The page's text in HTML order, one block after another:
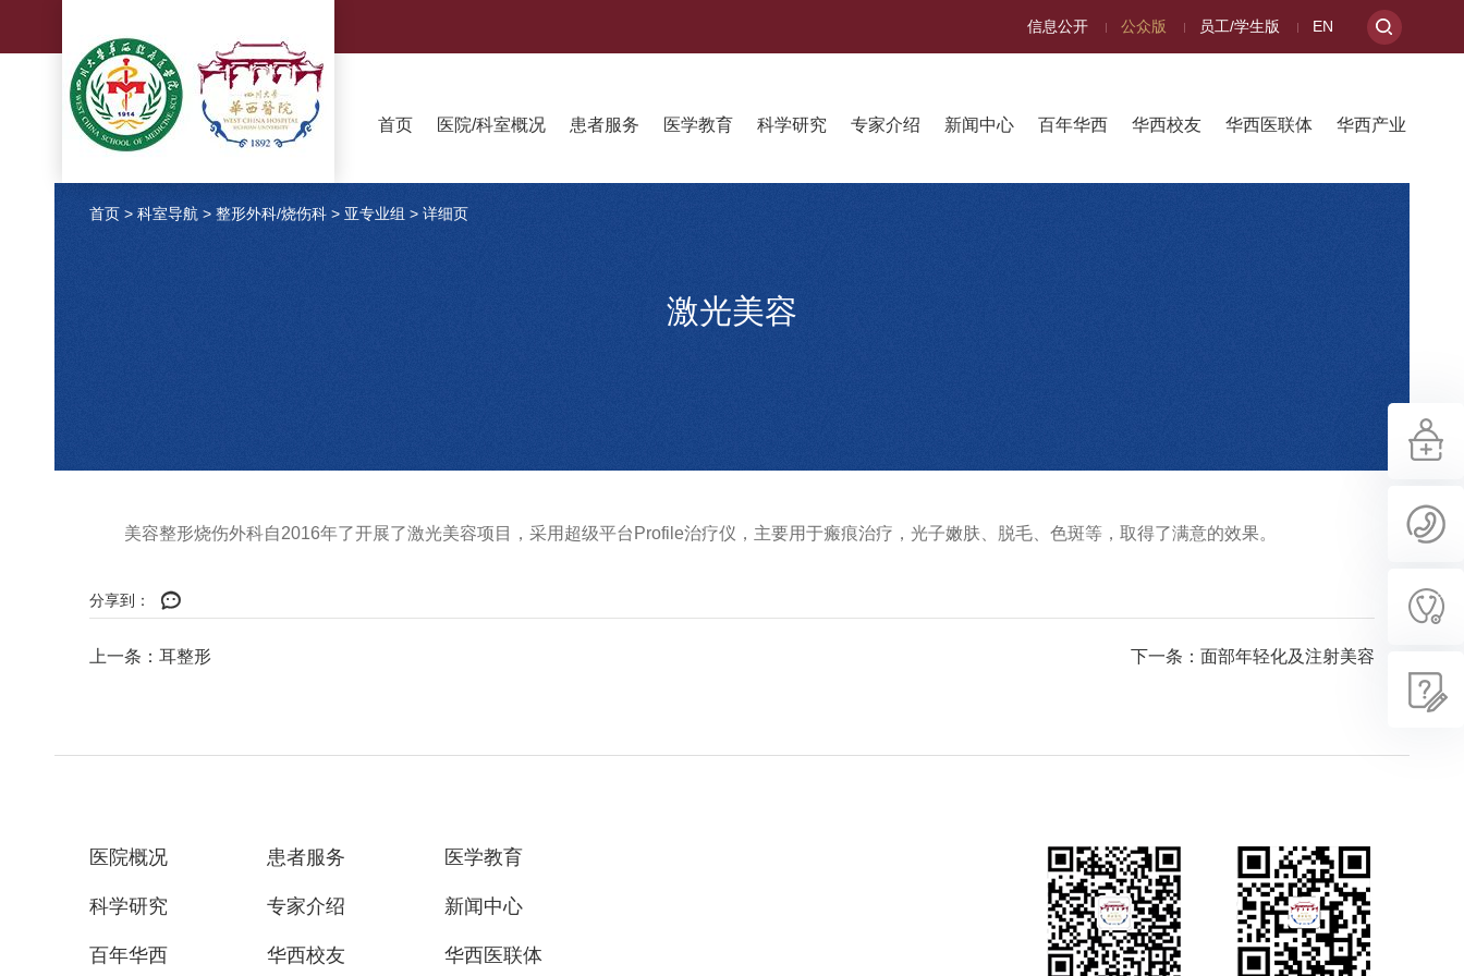
信息公开 公众版 员工/学生版 EN
首页 医院/科室概况 患者服务 医学教育 科学研究 专家介绍 新闻中心 百年华西 华西校友 华西医联体 华西产业
首页 > 科室导航 > 整形外科/烧伤科 > 亚专业组 > 详细页
激光美容
美容整形烧伤外科自2016年了开展了激光美容项目，采用超级平台Profile治疗仪，主要用于瘢痕治疗，光子嫩肤、脱毛、色斑等，取得了满意的效果。
分享到：
上一条：耳整形 下一条：面部年轻化及注射美容
医院概况 患者服务 医学教育
科学研究 专家介绍 新闻中心
百年华西 华西校友 华西医联体